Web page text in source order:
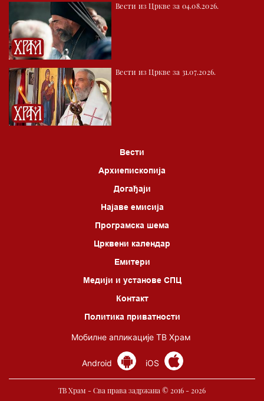
Вести из Цркве за 04.08.2026.
Вести из Цркве за 31.07.2026.
Вести
Архиепископија
Догађаји
Најаве емисија
Програмска шема
Црквени календар
Емитери
Медији и установе СПЦ
Контакт
Политика приватности
Мобилне апликације ТВ Храм
Android iOS
ТВ Храм - Сва права задржана © 2016 - 2026